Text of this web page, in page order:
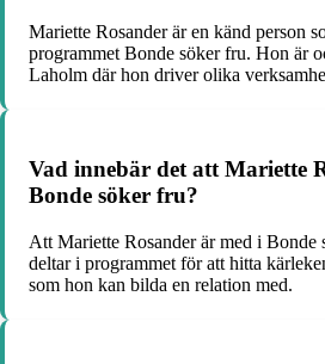
Mariette Rosander är en känd person
programmet Bonde söker fru. Hon är
Laholm där hon driver olika
Vad innebär det att Mariette
Bonde söker fru?
Att Mariette Rosander är med i Bonde
deltar i programmet för att hitta
som hon kan bilda en relation med.